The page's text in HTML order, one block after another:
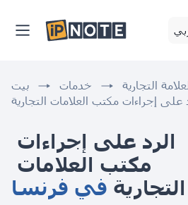
بيت خدمات
التجارية
على إجراءات مكتب العلامات التجارية
الرد على إجراءات
مكتب العلامات
التجارية في فرنسا